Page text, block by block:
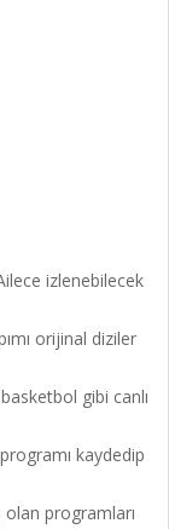
izlenebilecek
orijinal diziler
gibi canlı
kaydedip
olan programları